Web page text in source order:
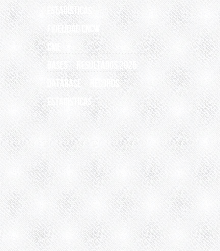
ESTADÍSTICAS
Fidelidad CNCW
CME
BASES
RESULTADOS 2025
Database
Records
ESTADÍSTICAS